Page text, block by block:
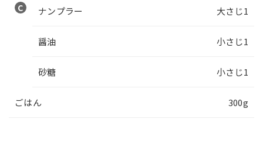
ナンプラー 大さじ1
醤油 小さじ1
砂糖 小さじ1
ごはん 300g